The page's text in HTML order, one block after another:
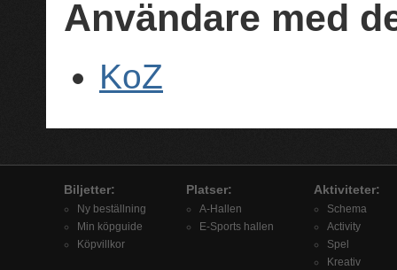
Användare med
KoZ
Biljetter:
Ny beställning
Min köpguide
Köpvillkor
Platser:
A-Hallen
E-Sports hallen
Aktiviteter:
Schema
Activity
Spel
Kreativ